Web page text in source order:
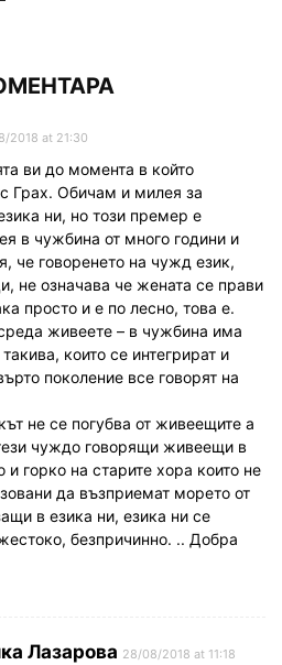
2018 at 21:30
ви до момента в който
Грах. Обичам и милея за
ни, но този премер е
в чужбина от много години и
че говоренето на чужд език,
не означава че жената се прави
просто и е по лесно, това е.
живеете – в чужбина има
които се интегрират и
поколение все говорят на
не се погубва от живеещите а
чуждо говорящи живеещи в
горко на старите хора които не
да възприемат морето от
в езика ни, езика ни се
безпричинно. .. Добра
Лазарова 28/08/2018 at 11:18